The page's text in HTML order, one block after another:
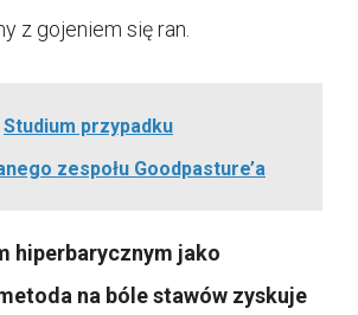
z gojeniem się ran.
Studium przypadku
zespołu Goodpasture’a
hiperbarycznym jako
na bóle stawów zyskuje